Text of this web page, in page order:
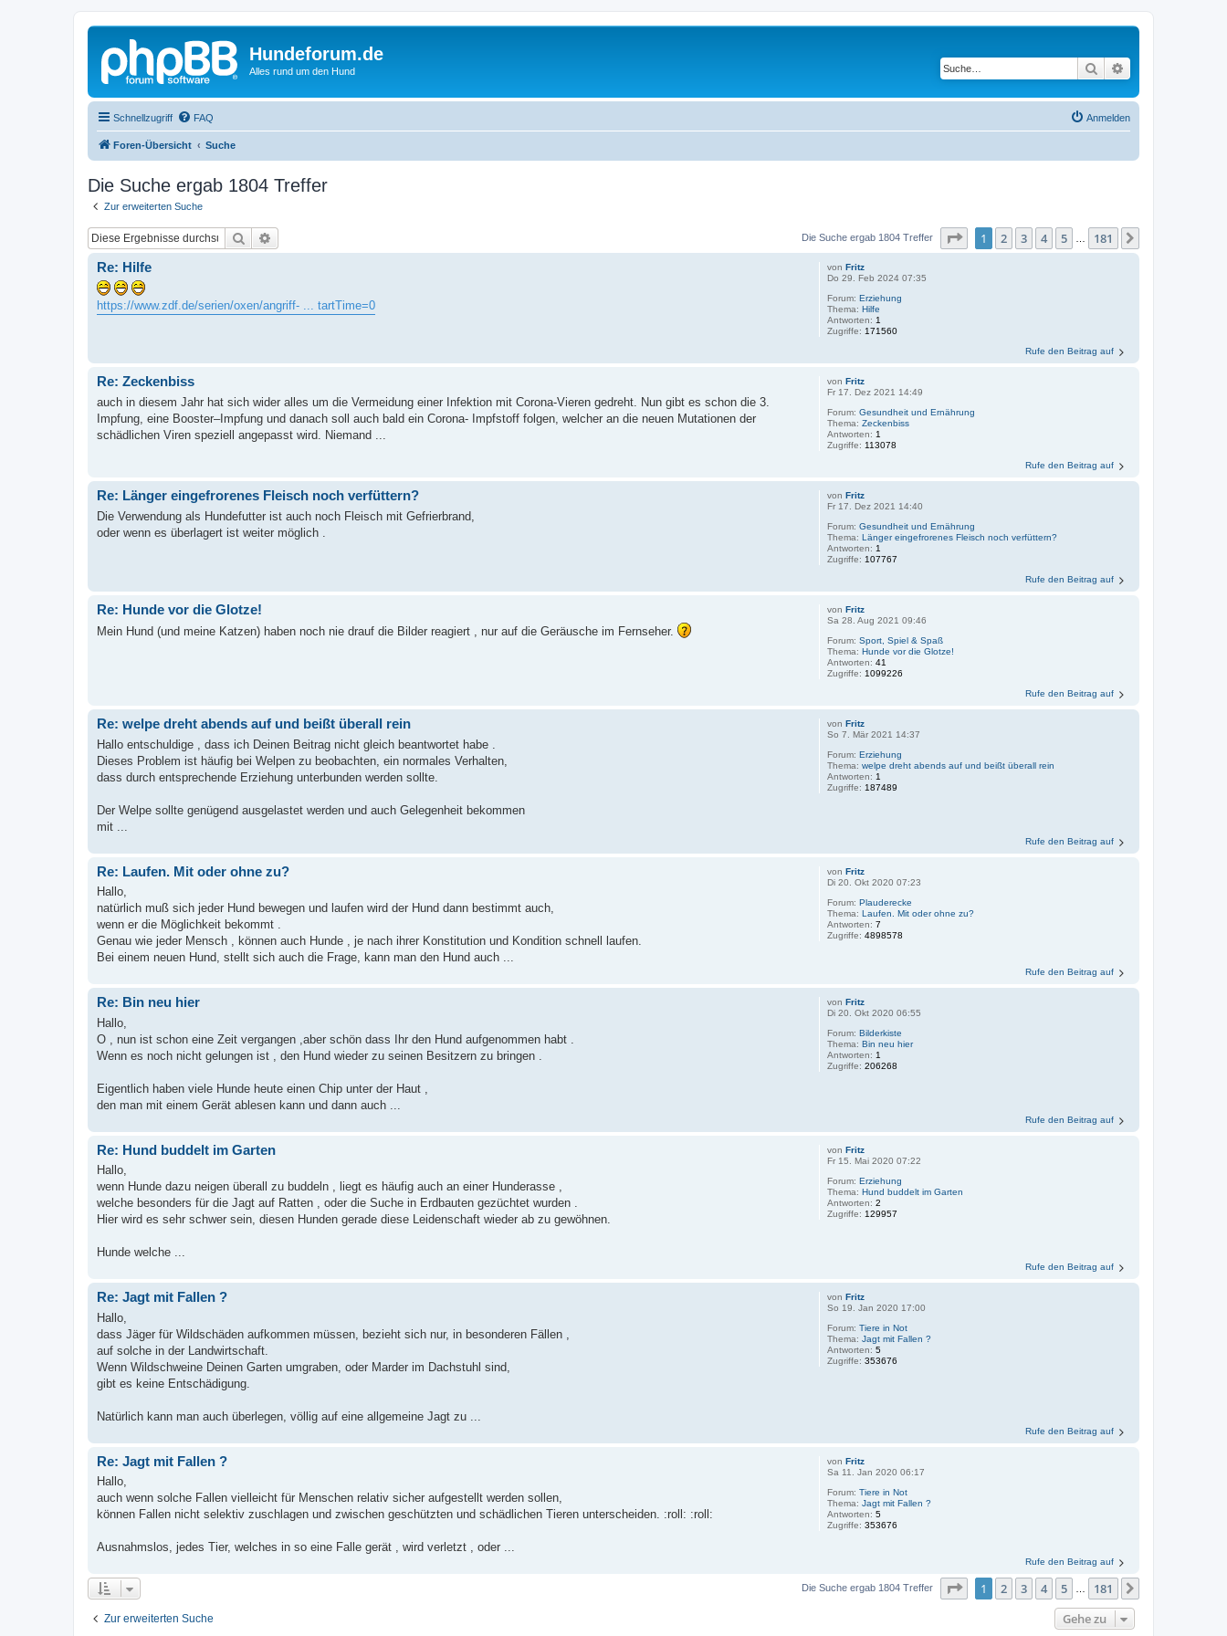
Hundeforum.de
Alles rund um den Hund Suche
Schnellzugriff FAQ Anmelden
Foren-Übersicht Suche
Die Suche ergab 1804 Treffer
Zur erweiterten Suche
Suche Die Suche ergab 1804 Treffer Seite von181
1 2 3 4 5 181
vonFritz
Do 29. Feb 2024 07:35
Forum:Erziehung
Thema:Hilfe
Antworten: 1
Zugriffe: 171560
Re: Hilfe
https://www.zdf.de/serien/oxen/angriff- ... tartTime=0
Rufe den Beitrag auf
vonFritz
Fr 17. Dez 2021 14:49
Forum:Gesundheit und Ernährung
Thema:Zeckenbiss
Antworten: 1
Zugriffe: 113078
Re: Zeckenbiss
auch in diesem Jahr hat sich wider alles um die Vermeidung einer Infektion mit Corona-Vieren gedreht. Nun gibt es schon die 3.
Impfung, eine Booster–Impfung und danach soll auch bald ein Corona- Impfstoff folgen, welcher an die neuen Mutationen der
schädlichen Viren speziell angepasst wird. Niemand ...
Rufe den Beitrag auf
vonFritz
Fr 17. Dez 2021 14:40
Forum:Gesundheit und Ernährung
Thema:Länger eingefrorenes Fleisch noch verfüttern?
Antworten: 1
Zugriffe: 107767
Re: Länger eingefrorenes Fleisch noch verfüttern?
Die Verwendung als Hundefutter ist auch noch Fleisch mit Gefrierbrand,
oder wenn es überlagert ist weiter möglich .
Rufe den Beitrag auf
vonFritz
Sa 28. Aug 2021 09:46
Forum:Sport, Spiel & Spaß
Thema:Hunde vor die Glotze!
Antworten:41
Zugriffe: 1099226
Re: Hunde vor die Glotze!
Mein Hund (und meine Katzen) haben noch nie drauf die Bilder reagiert , nur auf die Geräusche im Fernseher.
Rufe den Beitrag auf
vonFritz
So 7. Mär 2021 14:37
Forum:Erziehung
Thema:welpe dreht abends auf und beißt überall rein
Antworten: 1
Zugriffe: 187489
Re: welpe dreht abends auf und beißt überall rein
Hallo entschuldige , dass ich Deinen Beitrag nicht gleich beantwortet habe .
Dieses Problem ist häufig bei Welpen zu beobachten, ein normales Verhalten,
dass durch entsprechende Erziehung unterbunden werden sollte.
Der Welpe sollte genügend ausgelastet werden und auch Gelegenheit bekommen
mit ...
Rufe den Beitrag auf
vonFritz
Di 20. Okt 2020 07:23
Forum:Plauderecke
Thema:Laufen. Mit oder ohne zu?
Antworten:7
Zugriffe:4898578
Re: Laufen. Mit oder ohne zu?
Hallo,
natürlich muß sich jeder Hund bewegen und laufen wird der Hund dann bestimmt auch,
wenn er die Möglichkeit bekommt .
Genau wie jeder Mensch , können auch Hunde , je nach ihrer Konstitution und Kondition schnell laufen.
Bei einem neuen Hund, stellt sich auch die Frage, kann man den Hund auch ...
Rufe den Beitrag auf
vonFritz
Di 20. Okt 2020 06:55
Forum:Bilderkiste
Thema:Bin neu hier
Antworten: 1
Zugriffe:206268
Re: Bin neu hier
Hallo,
O , nun ist schon eine Zeit vergangen ,aber schön dass Ihr den Hund aufgenommen habt .
Wenn es noch nicht gelungen ist , den Hund wieder zu seinen Besitzern zu bringen .
Eigentlich haben viele Hunde heute einen Chip unter der Haut ,
den man mit einem Gerät ablesen kann und dann auch ...
Rufe den Beitrag auf
vonFritz
Fr 15. Mai 2020 07:22
Forum:Erziehung
Thema:Hund buddelt im Garten
Antworten:2
Zugriffe: 129957
Re: Hund buddelt im Garten
Hallo,
wenn Hunde dazu neigen überall zu buddeln , liegt es häufig auch an einer Hunderasse ,
welche besonders für die Jagt auf Ratten , oder die Suche in Erdbauten gezüchtet wurden .
Hier wird es sehr schwer sein, diesen Hunden gerade diese Leidenschaft wieder ab zu gewöhnen.
Hunde welche ...
Rufe den Beitrag auf
vonFritz
So 19. Jan 2020 17:00
Forum:Tiere in Not
Thema:Jagt mit Fallen ?
Antworten:5
Zugriffe:353676
Re: Jagt mit Fallen ?
Hallo,
dass Jäger für Wildschäden aufkommen müssen, bezieht sich nur, in besonderen Fällen ,
auf solche in der Landwirtschaft.
Wenn Wildschweine Deinen Garten umgraben, oder Marder im Dachstuhl sind,
gibt es keine Entschädigung.
Natürlich kann man auch überlegen, völlig auf eine allgemeine Jagt zu ...
Rufe den Beitrag auf
vonFritz
Sa 11. Jan 2020 06:17
Forum:Tiere in Not
Thema:Jagt mit Fallen ?
Antworten:5
Zugriffe:353676
Re: Jagt mit Fallen ?
Hallo,
auch wenn solche Fallen vielleicht für Menschen relativ sicher aufgestellt werden sollen,
können Fallen nicht selektiv zuschlagen und zwischen geschützten und schädlichen Tieren unterscheiden. :roll: :roll:
Ausnahmslos, jedes Tier, welches in so eine Falle gerät , wird verletzt , oder ...
Rufe den Beitrag auf
Die Suche ergab 1804 Treffer Seite von181
1 2 3 4 5 181
Zur erweiterten Suche Gehe zu